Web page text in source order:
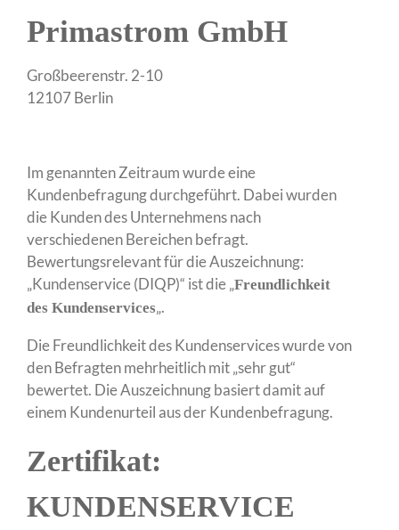
Primastrom GmbH
Großbeerenstr. 2-10
12107 Berlin
Im genannten Zeitraum wurde eine
Kundenbefragung durchgeführt. Dabei wurden
die Kunden des Unternehmens nach
verschiedenen Bereichen befragt.
Bewertungsrelevant für die Auszeichnung:
„Kundenservice (DIQP)“ ist die „Freundlichkeit
des Kundenservices„.
Die Freundlichkeit des Kundenservices wurde von
den Befragten mehrheitlich mit „sehr gut“
bewertet. Die Auszeichnung basiert damit auf
einem Kundenurteil aus der Kundenbefragung.
Zertifikat:
KUNDENSERVICE